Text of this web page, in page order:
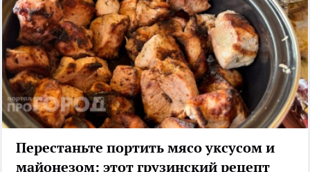
Перестаньте портить мясо уксусом и
майонезом: этот грузинский рецепт